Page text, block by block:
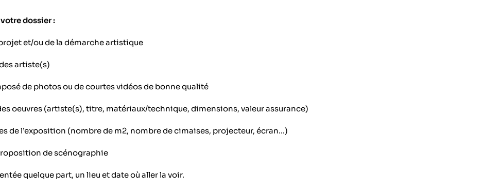
dossier :
et/ou de la démarche artistique
artiste(s)
de photos ou de courtes vidéos de bonne qualité
oeuvres (artiste(s), titre, matériaux/technique, dimensions, valeur assurance)
de l’exposition (nombre de m2, nombre de cimaises, projecteur, écran…)
de scénographie
quelque part, un lieu et date où aller la voir.